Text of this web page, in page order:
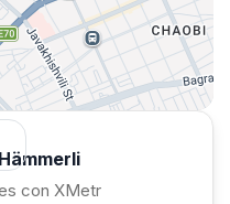
con XMetr